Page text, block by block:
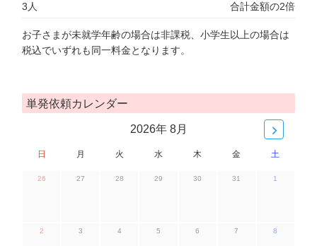
3人 合計金額の2倍
お子さまが未就学年齢の場合は非課税、小学生以上の場合は
税込でいずれも同一料金となります。
単発依頼カレンダー
2026年 8月
日 月 火 水 木 金 土
26 27 28 29 30 31 1
2 3 4 5 6 7 8